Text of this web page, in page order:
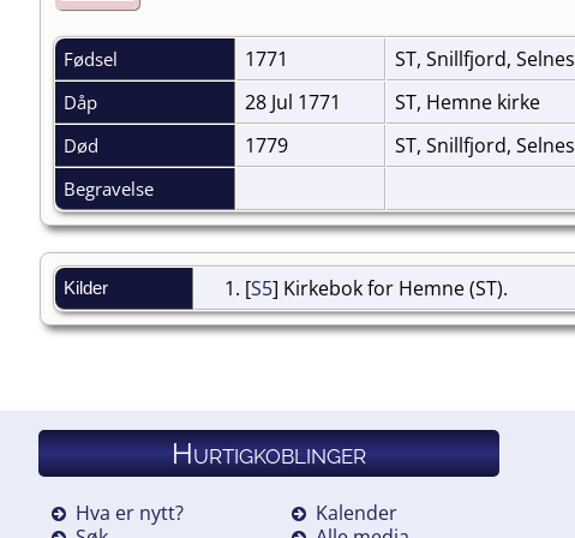
Fødsel 1771 ST, Snillfjord, Selnes
Dåp 28 Jul 1771 ST, Hemne kirke
Død 1779 ST, Snillfjord, Selnes
Begravelse
Kilder [S5] Kirkebok for Hemne (ST).
Hurtigkoblinger
Hva er nytt?
Kalender